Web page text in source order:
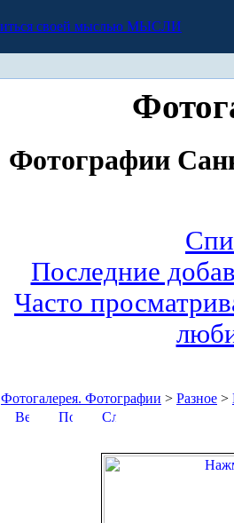
МЫСЛИ
Фотографии
Последние
Часто
Фотогалерея. Фотографии > Разное >